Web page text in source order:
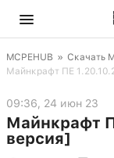
MCPEHUB » Скачать
Майнкрафт ПЕ
09:36, 24 июн 23
Майнкрафт
версия]